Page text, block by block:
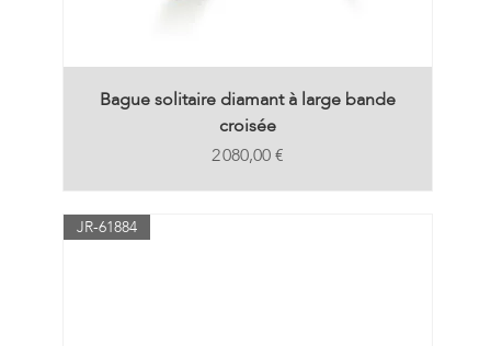
Bague solitaire diamant à large bande
croisée
Prix
2 080,00 €
JR-61884